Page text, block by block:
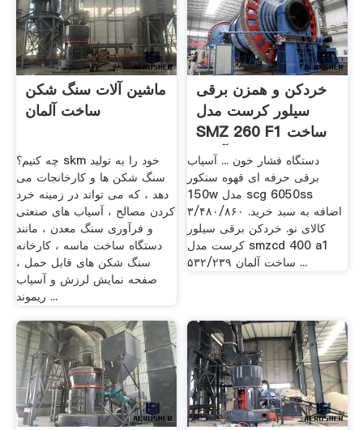
ماشین آلات سنگ شکن
ساخت آلمان
چه کنیم؟ skm خود را به تولید
سنگ شکن ها و کارخانجات می
دهد ، که می تواند در زمینه خرد
کردن مصالح ، آسیاب های صنعتی
و فرآوری سنگ معدن ، مانند
دستگاه ساخت ماسه ، کارخانه
سنگ شکن های قابل حمل ،
صفحه نمایش لرزش و آسیاب
ریموند ...
خردکن و همزن برقی
سیلور کرست مدل
SMZ 260 F1 ساخت
دستگاه فشار خون ... آسیاب
برقی حرفه ای قهوه سنکور
150w مدل scg 6050ss
۳/۴۸۰/۸۶۰ اضافه به سبد خرید.
کالای نو. خردکن برقی سیلور
کرست مدل smzcd 400 a1
ساخت آلمان ۵۳۲/۲۳۹ ...